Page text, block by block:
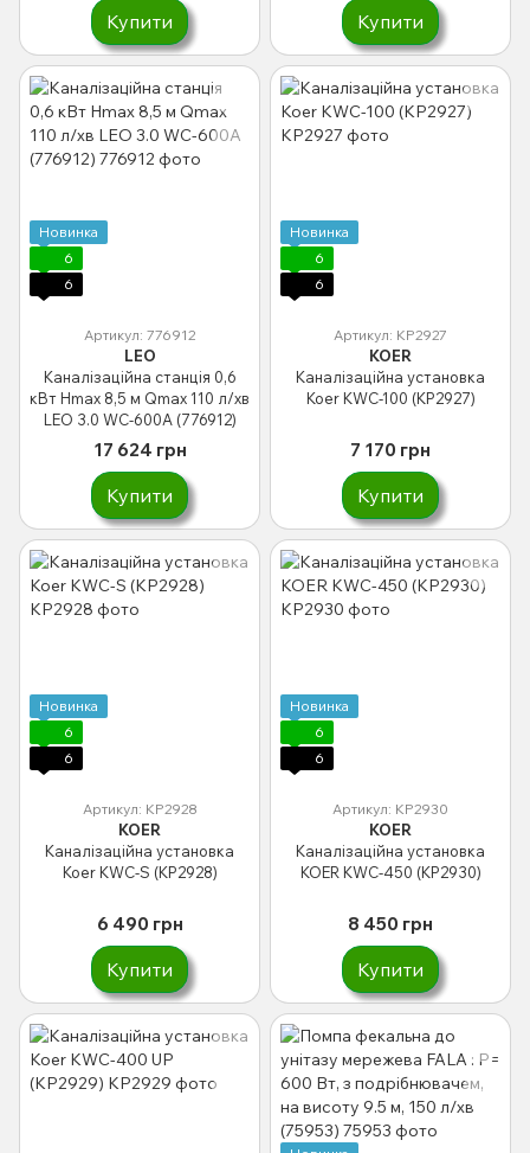
Купити Купити
Новинка
6
6
Артикул: 776912
LEO
Каналізаційна станція 0,6
кВт Hmax 8,5 м Qmax 110 л/хв
LEO 3.0 WC-600A (776912)
17 624 грн
Купити
Новинка
6
6
Артикул: KP2927
KOER
Каналізаційна установка
Koer KWC-100 (KP2927)
7 170 грн
Купити
Новинка
6
6
Артикул: KP2928
KOER
Каналізаційна установка
Koer KWC-S (KP2928)
6 490 грн
Купити
Новинка
6
6
Артикул: KP2930
KOER
Каналізаційна установка
KOER KWC-450 (KP2930)
8 450 грн
Купити